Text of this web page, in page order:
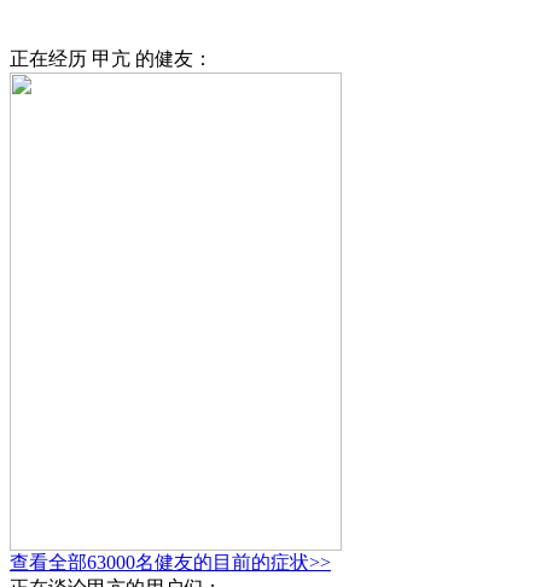
正在经历 甲亢 的健友：
查看全部63000名健友的目前的症状>>